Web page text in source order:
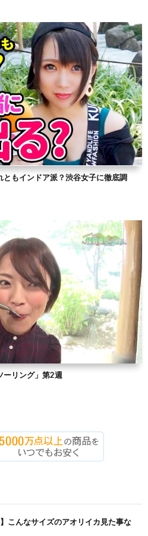
もインドア派？渋谷女子に徹底調
ーリング」第2週
こんなサイズのアオリイカ見た事な